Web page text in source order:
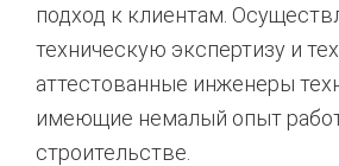
подход к клиентам.
техническую экспертизу и
аттестованные инженеры
имеющие немалый опыт
строительстве.